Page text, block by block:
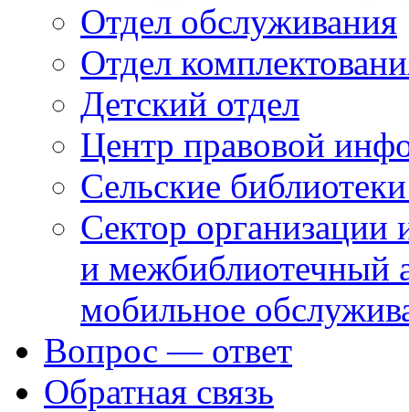
Отдел обслуживания
Отдел
Детский отдел
Центр правовой
Сельские
Сектор организации
и межбиблиотечный
мобильное
Вопрос — ответ
Обратная связь